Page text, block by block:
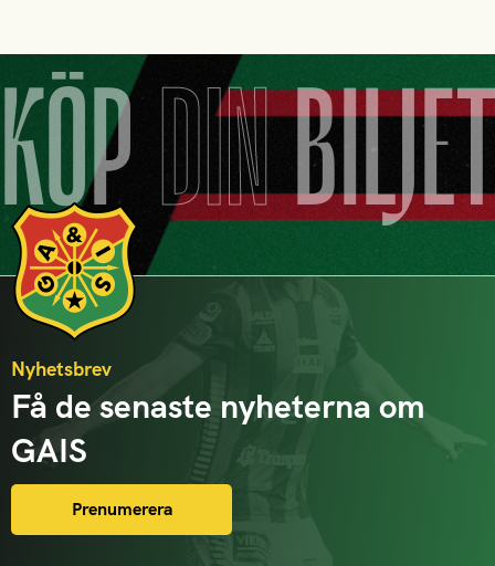
KÖPDIN
Nyhetsbrev
Få de senaste nyheterna om
GAIS
Prenumerera